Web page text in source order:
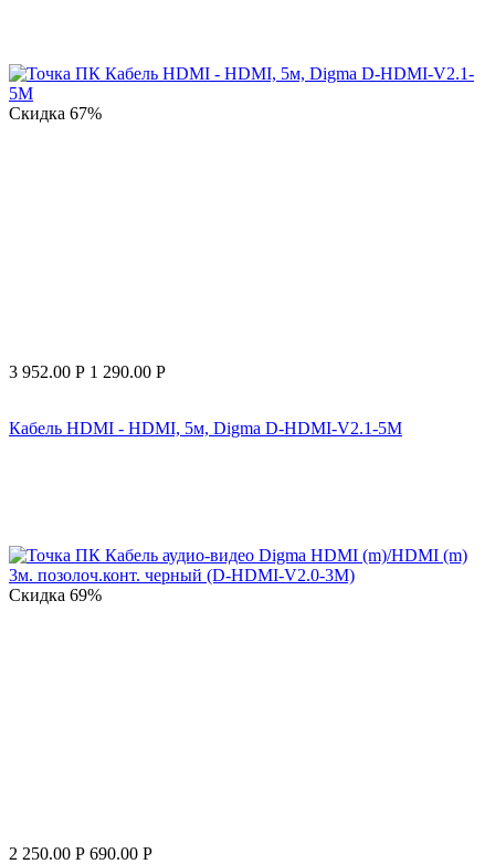
Скидка 67%
3 952.00 Р 1 290.00 Р
Кабель HDMI - HDMI, 5м, Digma D-HDMI-V2.1-5M
Скидка 69%
2 250.00 Р 690.00 Р